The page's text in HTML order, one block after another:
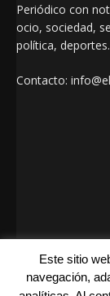
Periódico con
ocio, sociedad,
política,
Contacto:
El Faro de Hellín
Este sitio
navegación,